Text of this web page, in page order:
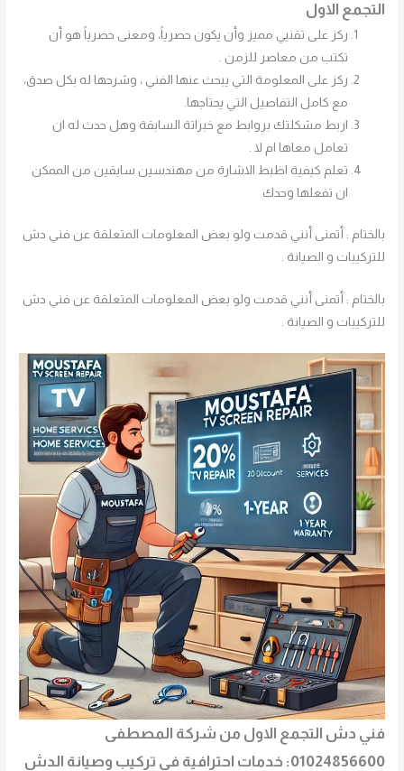
التجمع الاول
ركز على تقنيي مميز وأن يكون حصرياً، ومعنى حصرياً هو أن
تكتب من معاصر للزمن .
ركز على المعلومة التي يبحث عنها الفني ، وشرحها له بكل صدق،
مع كامل التفاصيل التي يحتاجها.
اربط مشكلتك بروابط مع خبراتة السابقة وهل حدث له ان
تعامل معاها ام لا .
تعلم كيفية اظبط الاشارة من مهندسين سابقين من الممكن
ان تفعلها وحدك
بالختام : أتمنى أنني قدمت ولو بعض المعلومات المتعلقة عن فني دش
للتركيبات و الصيانة .
بالختام : أتمنى أنني قدمت ولو بعض المعلومات المتعلقة عن فني دش
للتركيبات و الصيانة .
فني دش التجمع الاول من شركة المصطفى
01024856600: خدمات احترافية في تركيب وصيانة الدش